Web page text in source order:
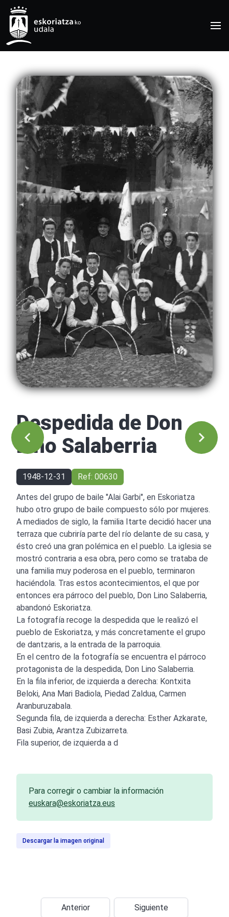
Despedida de Don
Lino Salaberria
1948-12-31 Ref: 00630
Antes del grupo de baile "Alai Garbi", en Eskoriatza
hubo otro grupo de baile compuesto sólo por mujeres.
A mediados de siglo, la familia Itarte decidió hacer una
terraza que cubriría parte del río delante de su casa, y
ésto creó una gran polémica en el pueblo. La iglesia se
mostró contraria a esa obra, pero como se trataba de
una familia muy poderosa en el pueblo, terminaron
haciéndola. Tras estos acontecimientos, el que por
entonces era párroco del pueblo, Don Lino Salaberria,
abandonó Eskoriatza.
La fotografía recoge la despedida que le realizó el
pueblo de Eskoriatza, y más concretamente el grupo
de dantzaris, a la entrada de la parroquia.
En el centro de la fotografía se encuentra el párroco
protagonista de la despedida, Don Lino Salaberria.
En la fila inferior, de izquierda a derecha: Kontxita
Beloki, Ana Mari Badiola, Piedad Zaldua, Carmen
Aranburuzabala.
Segunda fila, de izquierda a derecha: Esther Azkarate,
Basi Zubia, Arantza Zubizarreta.
Fila superior, de izquierda a d
Para corregir o cambiar la información
euskara@eskoriatza.eus
Descargar la imagen original
Anterior Siguiente